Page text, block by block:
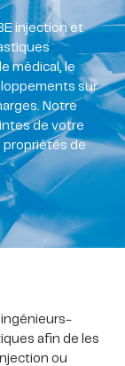
injection et
médical, le
sur
Notre
de votre
propriétés de
ingénieurs-
afin de les
ou